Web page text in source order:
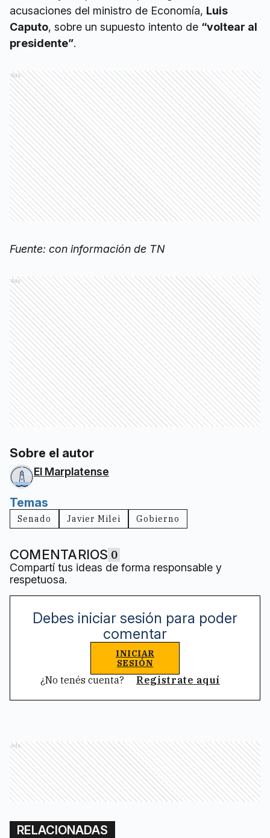
acusaciones del ministro de Economía, Luis
Caputo, sobre un supuesto intento de “voltear al
presidente”.
Ads
Fuente: con información de TN
Ads
Sobre el autor
El Marplatense
Temas
Senado Javier Milei Gobierno
COMENTARIOS 0
Compartí tus ideas de forma responsable y
respetuosa.
Debes iniciar sesión para poder
comentar
INICIAR
SESIÓN
¿No tenés cuenta? Registrate aquí
Ads
RELACIONADAS